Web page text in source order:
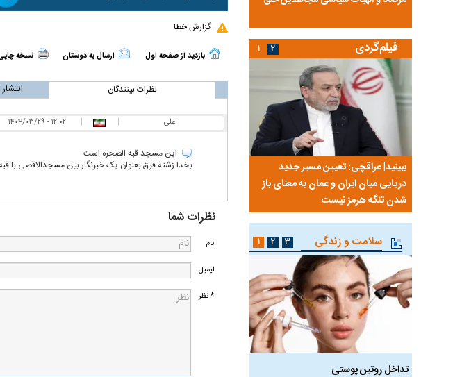
گزارش خطا
بازدید از صفحه اول ارسال به دوستان نسخه
نظرات بینندگان
علی |
| ۱۲:۰۲ - ۱۴۰۴/۰۳/۲۹
این مسجد قبه الصخره است
بخدا زشته فرق بعنوان یک خبرنگار بین مسجدالاقصی با
نظرات شما
نام
ایمیل
* نظر
روایتی از آخرین مصاحبه‌ی شاه در ایران
و تاریخ ایران
فیلم‌گردی
ببینید| عراقچی: تعیین مسیر جدید
دریایی میان ایران و عمان به معنای باز
شدن تنگه هرمز نیست
ببینید| پزشکیان: مهمترین نگرانی من،
ببینید| عراقچی:
شدن تنگه هرمز
۱ ۲
سلامت و زندگی
تداخل روتین پوستی
۱ ۲ ۳